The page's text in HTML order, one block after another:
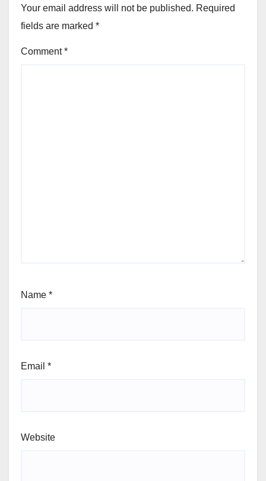
Your email address will not be published. Required
fields are marked *
Comment*
Name *
Email *
Website